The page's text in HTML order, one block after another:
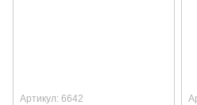
Артикул: 6642